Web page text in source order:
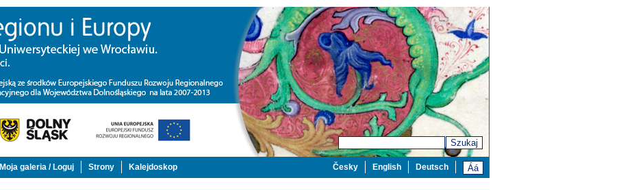
Szukaj
Moja galeria / Loguj Strony Kalejdoskop Deutsch
English
Česky